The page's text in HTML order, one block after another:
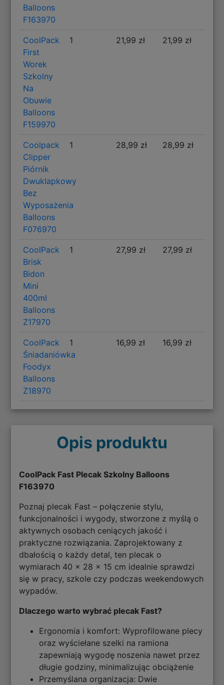
Balloons
F163970
CoolPack
First
Worek
Szkolny
Na
Obuwie
Balloons
F159970
1 21,99 zł 21,99 zł
Coolpack
Clipper
Piórnik
Dwuklapkowy
Bez
Wyposażenia
Balloons
F076970
1 28,99 zł 28,99 zł
CoolPack
Brisk
Bidon
Mini
400ml
Balloons
Z17970
1 27,99 zł 27,99 zł
CoolPack
Śniadaniówka
Foodyx
Balloons
Z18970
1 16,99 zł 16,99 zł
Opis produktu
CoolPack Fast Plecak Szkolny Balloons
F163970
Poznaj plecak Fast – połączenie stylu,
funkcjonalności i wygody, stworzone z myślą o
aktywnych osobach ceniących jakość i
praktyczne rozwiązania. Zaprojektowany z
dbałością o każdy detal, ten plecak o
wymiarach 40 x 28 x 15 cm idealnie sprawdzi
się w pracy, szkole czy podczas weekendowych
wypadów.
Dlaczego warto wybrać plecak Fast?
Ergonomia i komfort: Wyprofilowane plecy
oraz wyściełane szelki na ramiona
zapewniają wygodę noszenia nawet przez
długie godziny, minimalizując obciążenie
Przemyślana organizacja: Dwie